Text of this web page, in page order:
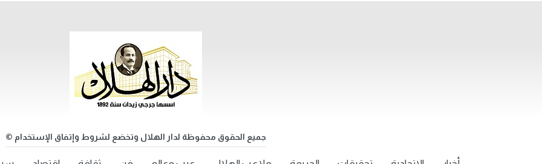
جميع الحقوق محفوظة لدار الهلال وتخضع لشروط وإتفاق الإستخدام ©